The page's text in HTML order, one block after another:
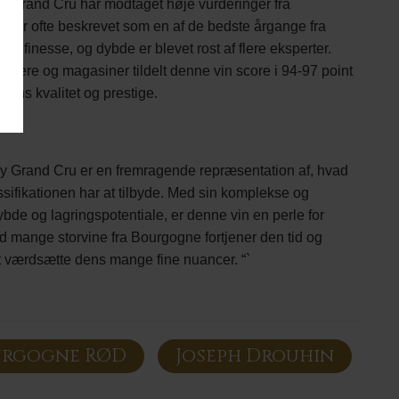
Grand Cru har modtaget høje vurderinger fra
er ofte beskrevet som en af de bedste årgange fra
finesse, og dybde er blevet rost af flere eksperter.
og magasiner tildelt denne vin score i 94-97 point
kvalitet og prestige.
Grand Cru er en fremragende repræsentation af, hvad
har at tilbyde. Med sin komplekse og
og lagringspotentiale, er denne vin en perle for
mange storvine fra Bourgogne fortjener den tid og
dens mange fine nuancer. “`
RØD Joseph Drouhin